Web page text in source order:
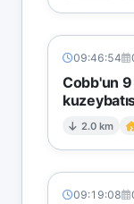
09:46:54
Cobb'un 9
2.0 km
09:19:08